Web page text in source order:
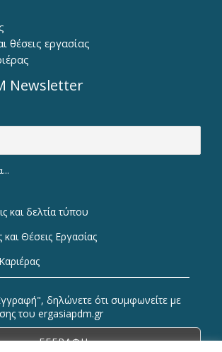
θέσεις εργασίας
Newsletter
και δελτία τύπου
και Θέσεις Εργασίας
δηλώνετε ότι συμφωνείτε με
του ergasiapdm.gr